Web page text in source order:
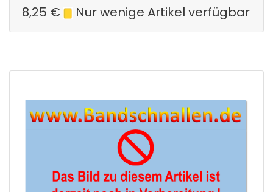
8,25 € Nur wenige Artikel verfügbar